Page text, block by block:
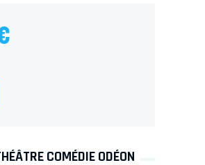
COMÉDIE ODÉON